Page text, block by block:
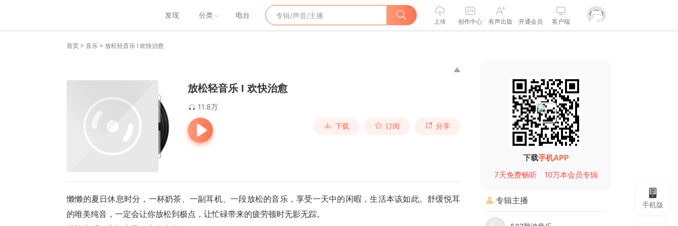
发现 分类 电台
上传 创作中心 有声出版 开通会员 客户端
首页 > 音乐 > 放松轻音乐 I 欢快治愈
放松轻音乐 I 欢快治愈
11.8万
下载 订阅 分享
懒懒的夏日休息时分，一杯奶茶、一副耳机、一段放松的音乐，享受一天中的闲暇，生活本该如此。舒缓悦耳
的唯美纯音 ，一定会让你放松到极点，让忙碌带来的疲劳顿时无影无踪。
下载手机APP
7天免费畅听
10万本会员专辑
专辑主播 手机版